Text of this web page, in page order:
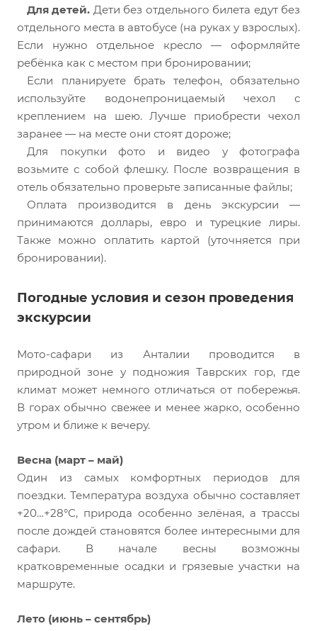
Для детей. Дети без отдельного билета едут без
отдельного места в автобусе (на руках у взрослых).
Если нужно отдельное кресло — оформляйте
ребёнка как с местом при бронировании;
Если планируете брать телефон, обязательно
используйте водонепроницаемый чехол с
креплением на шею. Лучше приобрести чехол
заранее — на месте они стоят дороже;
Для покупки фото и видео у фотографа
возьмите с собой флешку. После возвращения в
отель обязательно проверьте записанные файлы;
Оплата производится в день экскурсии —
принимаются доллары, евро и турецкие лиры.
Также можно оплатить картой (уточняется при
бронировании).
Погодные условия и сезон проведения
экскурсии
Мото-сафари из Анталии проводится в
природной зоне у подножия Таврских гор, где
климат может немного отличаться от побережья.
В горах обычно свежее и менее жарко, особенно
утром и ближе к вечеру.
Весна (март – май)
Один из самых комфортных периодов для
поездки. Температура воздуха обычно составляет
+20…+28°C, природа особенно зелёная, а трассы
после дождей становятся более интересными для
сафари. В начале весны возможны
кратковременные осадки и грязевые участки на
маршруте.
Лето (июнь – сентябрь)